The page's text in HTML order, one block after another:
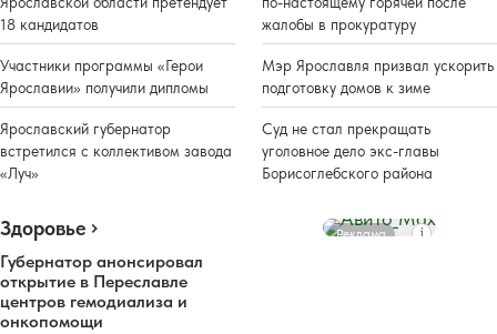
18 кандидатов
Участники программы «Герои
Ярославии» получили дипломы
Ярославский губернатор
встретился с коллективом завода
«Луч»
жалобы в прокуратуру
Мэр Ярославля призвал ускорить
подготовку домов к зиме
Суд не стал прекращать
уголовное дело экс-главы
Борисоглебского района
Здоровье
Губернатор анонсировал
открытие в Переславле
центров гемодиализа и
онкопомощи
Реклама